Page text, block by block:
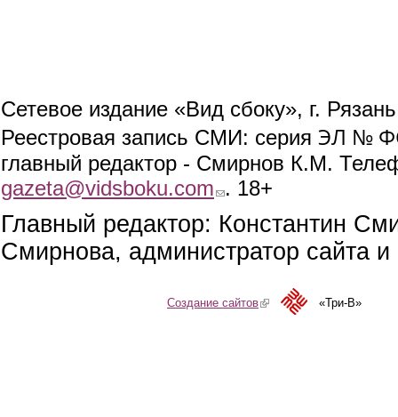
Сетевое издание «Вид сбоку», г.
Реестровая запись СМИ: серия ЭЛ №
главный редактор - Смирнов К.М.
gazeta@vidsboku.com (link sends e-mail)
. 18+
Главный редактор: Константин
Смирнова, администратор сайта
Создание сайтов(link is external)«Три-В»